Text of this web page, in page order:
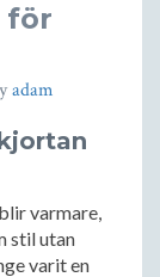
för
adam
varmare,
stil utan
varit en